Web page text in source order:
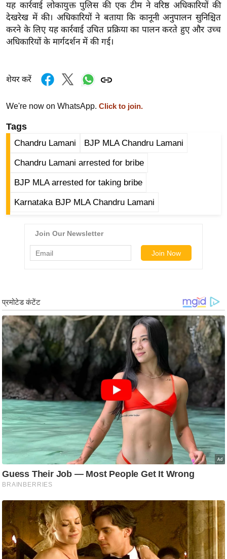
हि
त्य
ज
ग
ऑ
व
न्यू
ज
फ
म
नो
ली
वु
ड
हॉ
ली
ड
फि
ल्म
स
क्षा
B
r
e
k
i
n
यह कार्रवाई लोकायुक्त पुलिस की एक टीम ने वरिष्ठ अधिकारियों की
देखरेख में की। अधिकारियों ने बताया कि कानूनी अनुपालन सुनिश्चित
करने के लिए यह कार्रवाई उचित प्रक्रिया का पालन करते हुए और उच्च
अधिकारियों के मार्गदर्शन में की गई।
शेयर करें
We're now on WhatsApp. Click to join.
Tags
Chandru Lamani BJP MLA Chandru Lamani
Chandru Lamani arrested for bribe
BJP MLA arrested for taking bribe
Karnataka BJP MLA Chandru Lamani